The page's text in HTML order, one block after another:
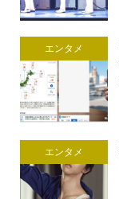
エンタメ
エンタメ